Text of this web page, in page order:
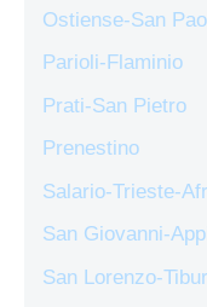
Ostiense-San
Parioli-Flaminio
Prati-San Pietro
Prenestino
Salario-Trieste-
San Giovanni-
San Lorenzo-